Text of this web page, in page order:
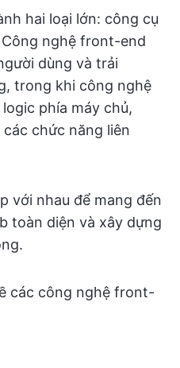
hai loại lớn: công cụ
Công nghệ front-end
dùng và trải
trong khi công nghệ
phía máy chủ,
chức năng liên
với nhau để mang đến
toàn diện và xây dựng
các công nghệ front-